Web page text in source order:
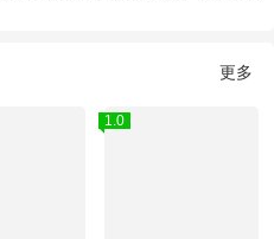
更多
1.0